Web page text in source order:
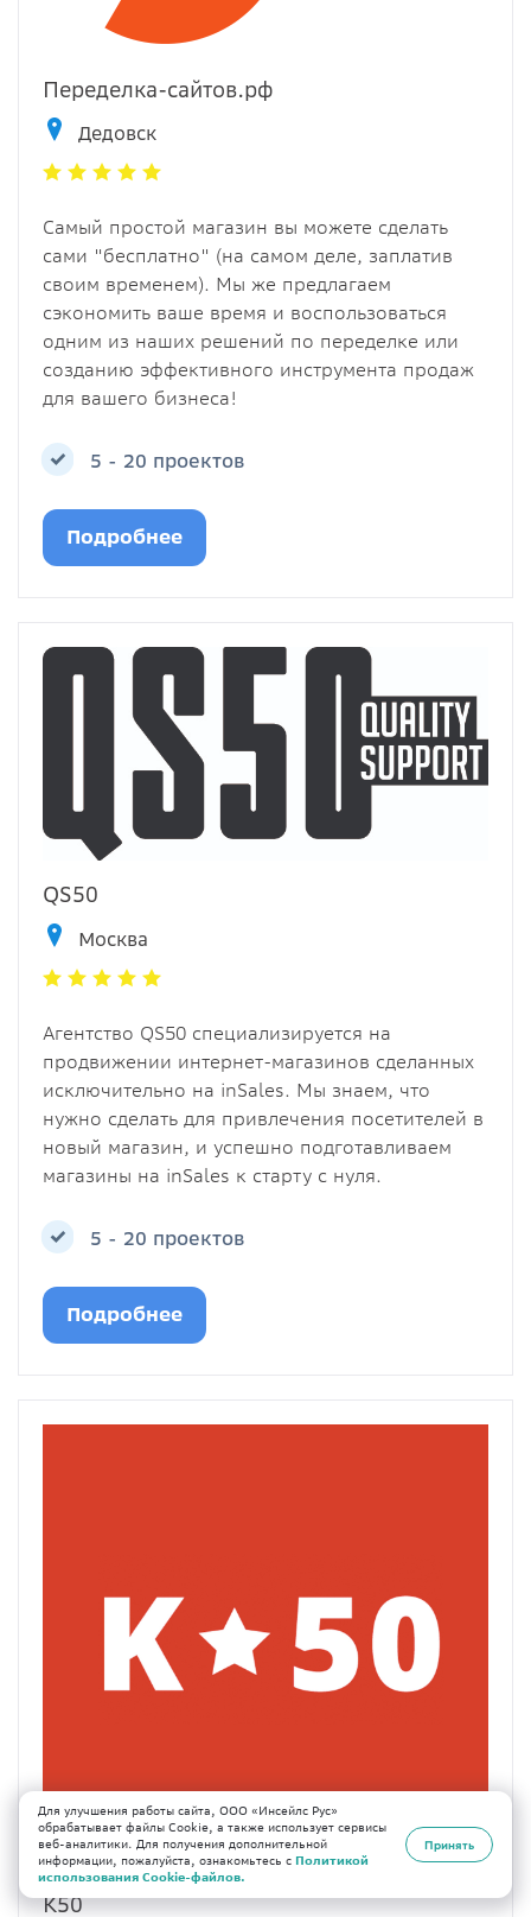
Переделка-сайтов.рф
Дедовск
Самый простой магазин вы можете сделать
сами "бесплатно" (на самом деле, заплатив
своим временем). Мы же предлагаем
сэкономить ваше время и воспользоваться
одним из наших решений по переделке или
созданию эффективного инструмента продаж
для вашего бизнеса!
5 - 20 проектов
Подробнее
QS50
Москва
Агентство QS50 специализируется на
продвижении интернет-магазинов сделанных
исключительно на inSales. Мы знаем, что
нужно сделать для привлечения посетителей в
новый магазин, и успешно подготавливаем
магазины на inSales к старту с нуля.
5 - 20 проектов
Подробнее
K50
Для улучшения работы сайта, ООО «Инсейлс Рус»
обрабатывает файлы Cookie, а также использует сервисы
веб-аналитики. Для получения дополнительной
информации, пожалуйста, ознакомьтесь с Политикой
использования Cookie-файлов.
Принять